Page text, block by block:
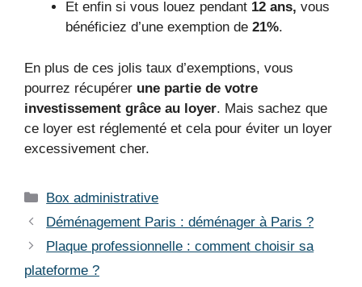
Et enfin si vous louez pendant 12 ans, vous
bénéficiez d’une exemption de 21%.
En plus de ces jolis taux d’exemptions, vous
pourrez récupérer une partie de votre
investissement grâce au loyer. Mais sachez que
ce loyer est réglementé et cela pour éviter un loyer
excessivement cher.
Catégories
Box administrative
Déménagement Paris : déménager à Paris ?
Plaque professionnelle : comment choisir sa
plateforme ?